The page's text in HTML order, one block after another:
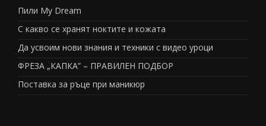
Пили My Dream
С какво се хранят ноктите и кожата
Да усвоим нови знания и техники с видео уроци
ФРЕЗА „КАПКА” – ПРАВИЛЕН ПОДБОР
Поставка за ръце при маникюр